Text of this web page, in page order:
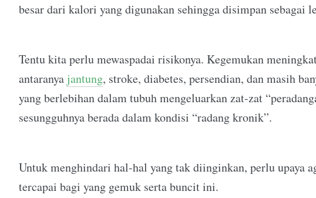
besar dari kalori yang digunakan sehingga disimpan sebagai
Tentu kita perlu mewaspadai risikonya. Kegemukan
antaranya jantung, stroke, diabetes, persendian, dan masih
yang berlebihan dalam tubuh mengeluarkan zat-zat
sesungguhnya berada dalam kondisi “radang kronik”.
Untuk menghindari hal-hal yang tak diinginkan, perlu upaya
tercapai bagi yang gemuk serta buncit ini.